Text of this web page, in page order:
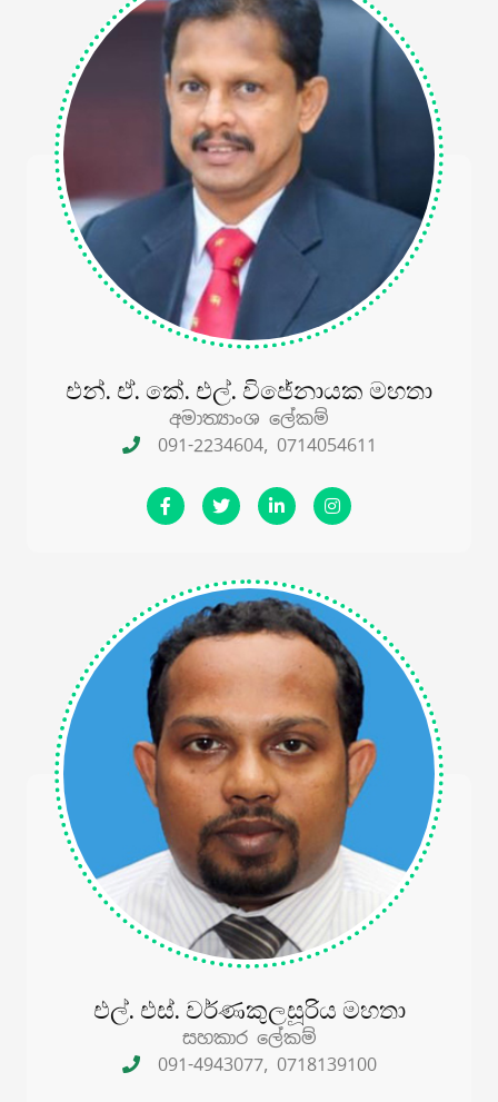
එන්. ඒ. කේ. එල්. විජේනායක මහතා
අමාත්‍යාංශ ලේකම්
091-2234604, 0714054611
එල්. එස්. වර්ණකුලසූරිය මහතා
සහකාර ලේකම්
091-4943077, 0718139100